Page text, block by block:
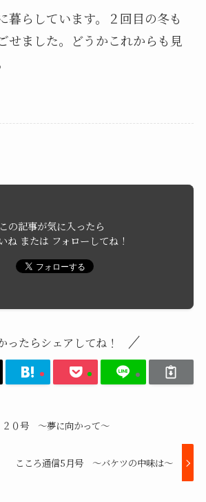
暮らしています。２回目の冬も
せました。どうかこれからも見
この記事が気に入ったら
ね または フォローしてね！
ったらシェアしてね！
０号 ～夢に向かって～
こころ通信5月号 ～バケツの中味は～